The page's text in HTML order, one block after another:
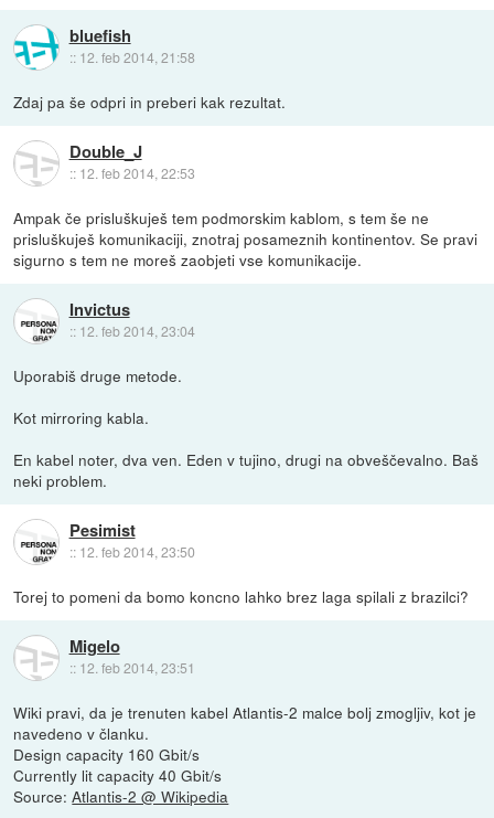
bluefish
:: 12. feb 2014, 21:58
Zdaj pa še odpri in preberi kak rezultat.
Double_J
:: 12. feb 2014, 22:53
Ampak če prisluškuješ tem podmorskim kablom, s tem še ne
prisluškuješ komunikaciji, znotraj posameznih kontinentov. Se pravi
sigurno s tem ne moreš zaobjeti vse komunikacije.
Invictus
:: 12. feb 2014, 23:04
Uporabiš druge metode.
Kot mirroring kabla.
En kabel noter, dva ven. Eden v tujino, drugi na obveščevalno. Baš
neki problem.
Pesimist
:: 12. feb 2014, 23:50
Torej to pomeni da bomo koncno lahko brez laga spilali z brazilci?
Migelo
:: 12. feb 2014, 23:51
Wiki pravi, da je trenuten kabel Atlantis-2 malce bolj zmogljiv, kot je
navedeno v članku.
Design capacity 160 Gbit/s
Currently lit capacity 40 Gbit/s
Source:Atlantis-2 @ Wikipedia